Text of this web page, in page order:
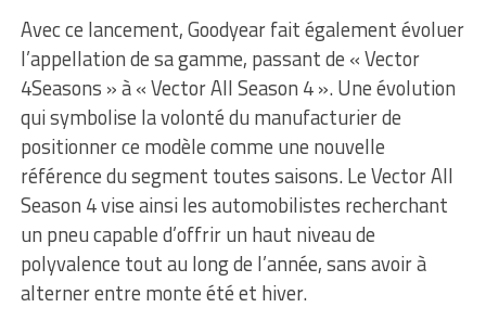
Avec ce lancement, Goodyear fait également évoluer
l’appellation de sa gamme, passant de « Vector
4Seasons » à « Vector All Season 4 ». Une évolution
qui symbolise la volonté du manufacturier de
positionner ce modèle comme une nouvelle
référence du segment toutes saisons. Le Vector All
Season 4 vise ainsi les automobilistes recherchant
un pneu capable d’offrir un haut niveau de
polyvalence tout au long de l’année, sans avoir à
alterner entre monte été et hiver.